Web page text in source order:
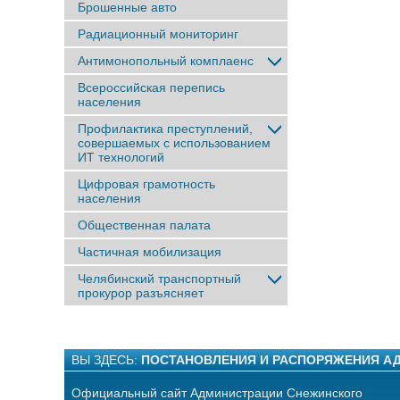
Брошенные авто
Радиационный мониторинг
Антимонопольный комплаенс
Всероссийская перепись
населения
Профилактика преступлений,
совершаемых с использованием
ИТ технологий
Цифровая грамотность
населения
Общественная палата
Частичная мобилизация
Челябинский транспортный
прокурор разъясняет
ВЫ ЗДЕСЬ: ПОСТАНОВЛЕНИЯ И РАСПОРЯЖЕНИЯ
Официальный сайт Администрации Снежинского